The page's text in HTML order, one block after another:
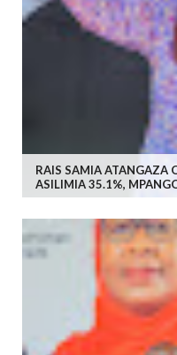
RAIS SAMIA ATANGAZA
ASILIMIA 35.1%,